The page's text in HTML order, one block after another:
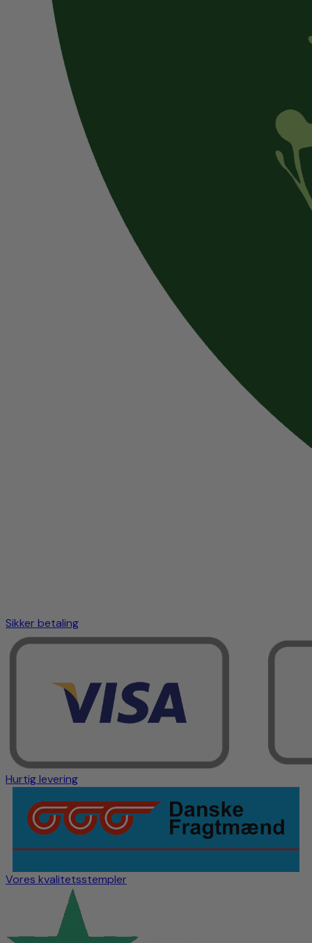
Sikker betaling
Hurtig levering
Vores kvalitetsstempler